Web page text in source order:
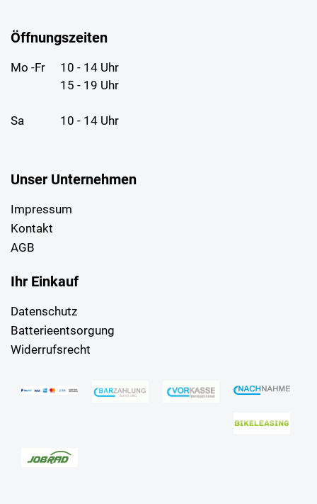
Öffnungszeiten
Mo -Fr
10 - 14 Uhr
15 - 19 Uhr
Sa 10 - 14 Uhr
Unser Unternehmen
Impressum
Kontakt
AGB
Ihr Einkauf
Datenschutz
Batterieentsorgung
Widerrufsrecht